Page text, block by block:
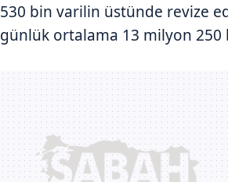
530 bin varilin üstünde revize
günlük ortalama 13 milyon 250